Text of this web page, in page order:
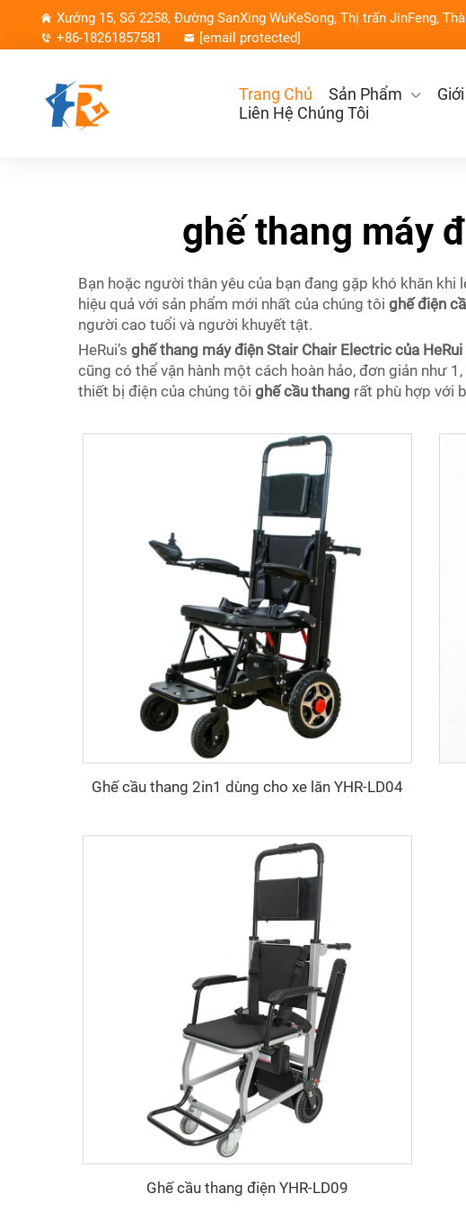
Xưởng 15, Số 2258, Đường SanXing WuKeSong, Thị trấn JinFeng,
+86-18261857581
[email protected]
Trang Chủ Sản Phẩm
Liên Hệ Chúng Tôi
ghế thang máy
Bạn hoặc người thân yêu của bạn đang gặp khó khăn
hiệu quả với sản phẩm mới nhất của chúng tôi ghế điện
người cao tuổi và người khuyết tật.
HeRui’s ghế thang máy điện Stair Chair Electric của HeRui
cũng có thể vận hành một cách hoàn hảo, đơn giản như
thiết bị điện của chúng tôi ghế cầu thang rất phù hợp với
Ghế cầu thang 2in1 dùng cho xe lăn YHR-LD04
Ghế cầu thang điện YHR-LD09